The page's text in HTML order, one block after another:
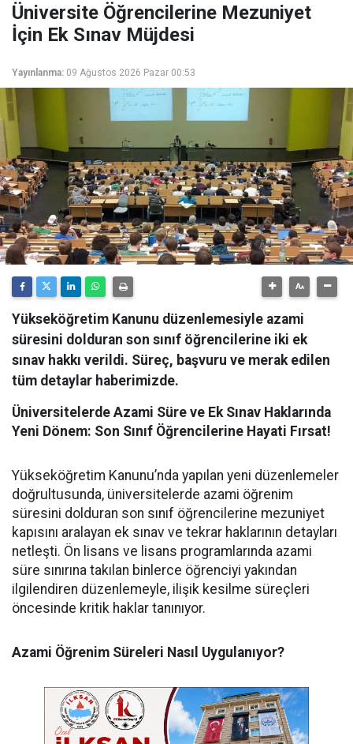
Üniversite Öğrencilerine Mezuniyet
İçin Ek Sınav Müjdesi
Yayınlanma: 09 Ağustos 2026 Pazar 00:53
Yükseköğretim Kanunu düzenlemesiyle azami
süresini dolduran son sınıf öğrencilerine iki ek
sınav hakkı verildi. Süreç, başvuru ve merak edilen
tüm detaylar haberimizde.
Üniversitelerde Azami Süre ve Ek Sınav Haklarında
Yeni Dönem: Son Sınıf Öğrencilerine Hayati Fırsat!
​Yükseköğretim Kanunu’nda yapılan yeni düzenlemeler
doğrultusunda, üniversitelerde azami öğrenim
süresini dolduran son sınıf öğrencilerine mezuniyet
kapısını aralayan ek sınav ve tekrar haklarının detayları
netleşti. Ön lisans ve lisans programlarında azami
süre sınırına takılan binlerce öğrenciyi yakından
ilgilendiren düzenlemeyle, ilişik kesilme süreçleri
öncesinde kritik haklar tanınıyor.
Azami Öğrenim Süreleri Nasıl Uygulanıyor?